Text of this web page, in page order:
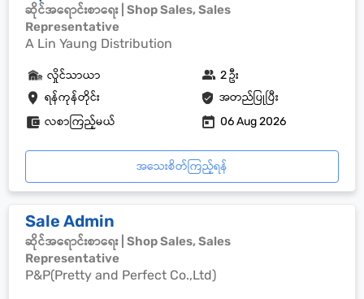
ဆိုင်အရောင်းစာရေး | Shop Sales, Sales
Representative
A Lin Yaung Distribution
ရန်ကုန်တိုင်း အတည်ပြုပြီး
လှိုင်သာယာ 2 ဦး
လစာကြည့်မယ် 06 Aug 2026
အသေးစိတ်ကြည့်ရန်
Sale Admin
ဆိုင်အရောင်းစာရေး | Shop Sales, Sales
Representative
P&P(Pretty and Perfect Co.,Ltd)